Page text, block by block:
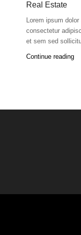
Real Estate
Lorem ipsum
consectetur
et sem sed
Continue reading